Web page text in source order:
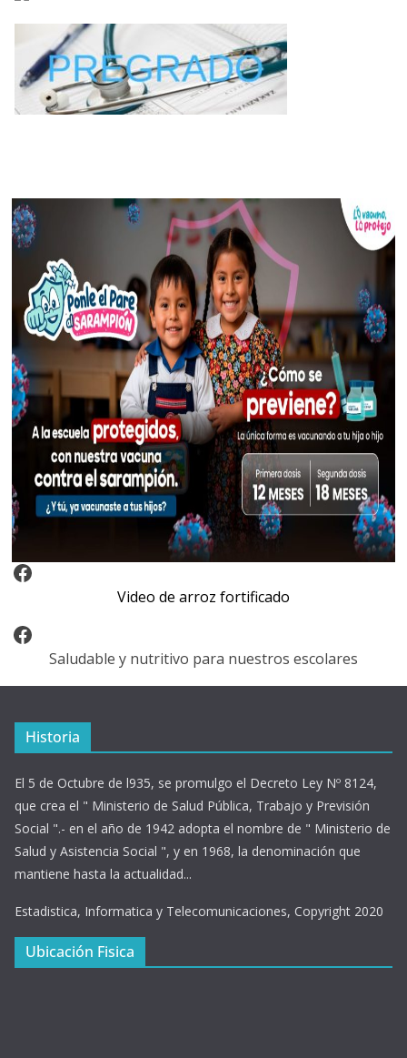
Video Arroz Fortificado
Video de arroz fortificado
Facebook
Saludable y nutritivo para nuestros escolares
Historia
El 5 de Octubre de l935, se promulgo el Decreto Ley Nº 8124,
que crea el " Ministerio de Salud Pública, Trabajo y Previsión
Social ".- en el año de 1942 adopta el nombre de " Ministerio de
Salud y Asistencia Social ", y en 1968, la denominación que
mantiene hasta la actualidad...
Estadistica, Informatica y Telecomunicaciones, Copyright 2020
Ubicación Fisica